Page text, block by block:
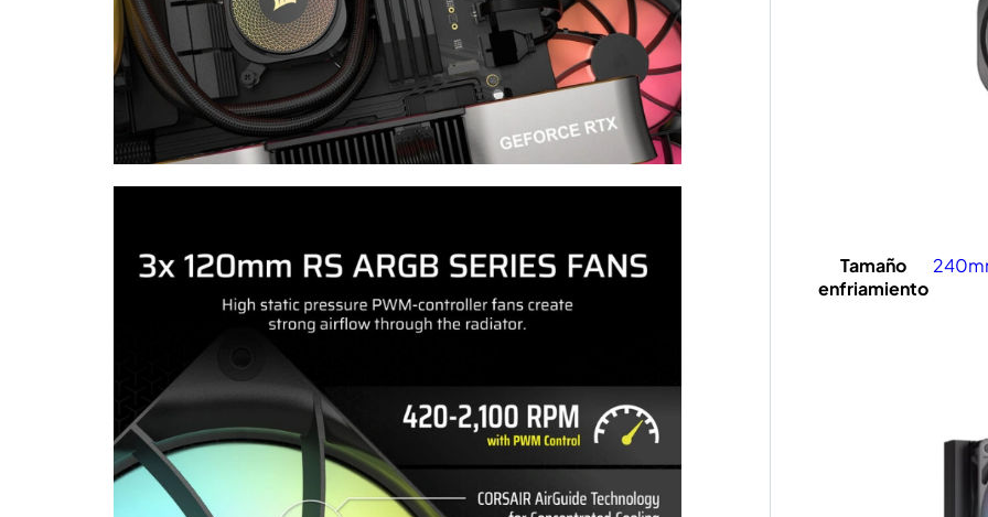
Tamaño
enfriamiento